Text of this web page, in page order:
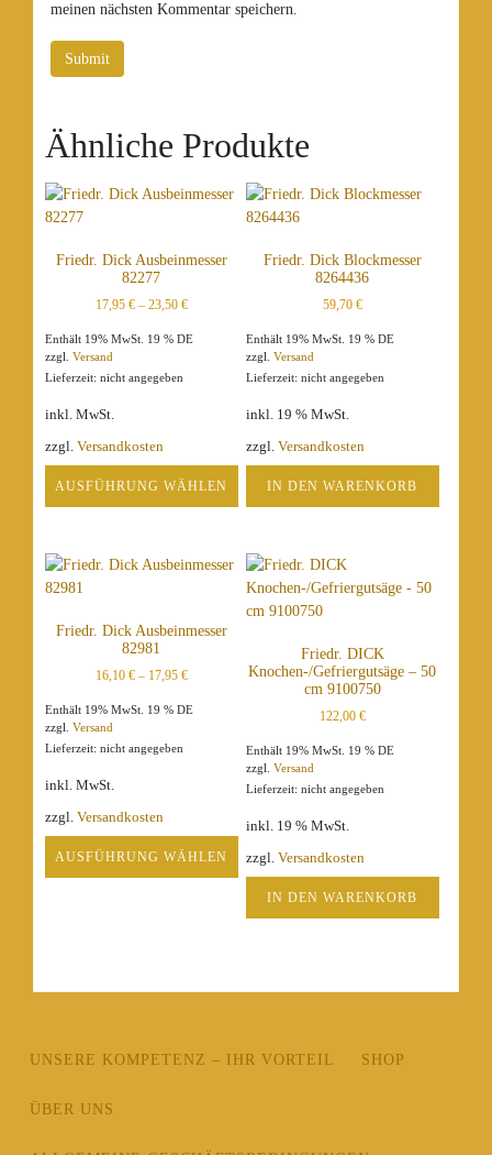
meinen nächsten Kommentar speichern.
Ähnliche Produkte
Friedr. Dick Ausbeinmesser
82277
17,95 €– 23,50 €
Enthält 19% MwSt. 19 % DE
zzgl. Versand
Lieferzeit: nicht angegeben
inkl. MwSt.
zzgl. Versandkosten
AUSFÜHRUNG WÄHLEN
weist
mehrere
auf.
Optionen
können
auf
der
gewählt
werden
Friedr. Dick Blockmesser
8264436
59,70 €
Enthält 19% MwSt. 19 % DE
zzgl.Versand
Lieferzeit: nicht angegeben
inkl. 19 % MwSt.
zzgl.Versandkosten
IN DEN WARENKORB
Friedr. Dick Ausbeinmesser
82981
16,10 €– 17,95 €
Enthält 19% MwSt. 19 % DE
zzgl. Versand
Lieferzeit: nicht angegeben
inkl. MwSt.
zzgl. Versandkosten
AUSFÜHRUNG WÄHLEN
Optionen
der
Friedr. DICK
Knochen-/Gefriergutsäge – 50
cm 9100750
122,00 €
Enthält 19% MwSt. 19 % DE
zzgl.Versand
Lieferzeit: nicht angegeben
inkl. 19 % MwSt.
zzgl.Versandkosten
IN DEN WARENKORB
UNSERE KOMPETENZ – IHR VORTEIL SHOP
ÜBER UNS